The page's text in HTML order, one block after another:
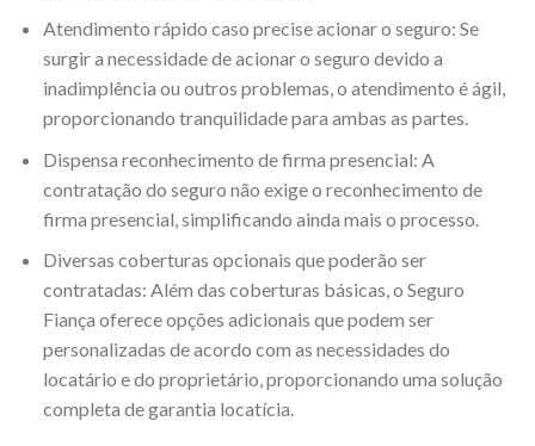
Atendimento rápido caso precise acionar o seguro: Se
surgir a necessidade de acionar o seguro devido a
inadimplência ou outros problemas, o atendimento é ágil,
proporcionando tranquilidade para ambas as partes.
Dispensa reconhecimento de firma presencial: A
contratação do seguro não exige o reconhecimento de
firma presencial, simplificando ainda mais o processo.
Diversas coberturas opcionais que poderão ser
contratadas: Além das coberturas básicas, o Seguro
Fiança oferece opções adicionais que podem ser
personalizadas de acordo com as necessidades do
locatário e do proprietário, proporcionando uma solução
completa de garantia locatícia.